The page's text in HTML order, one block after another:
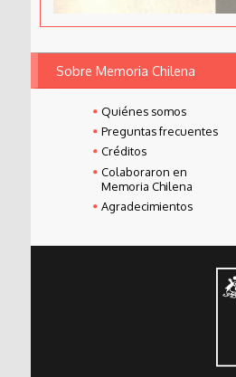
Sobre Memoria Chilena
Quiénes somos
Preguntas frecuentes
Créditos
Colaboraron en
Memoria Chilena
Agradecimientos